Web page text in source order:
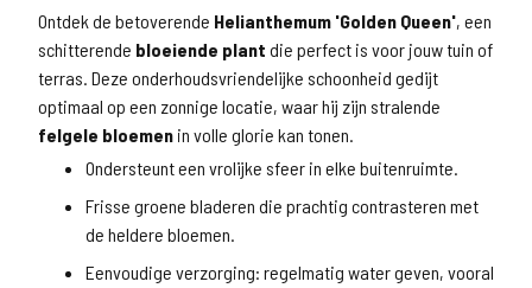
Ontdek de betoverende Helianthemum 'Golden Queen', een
schitterende bloeiende plant die perfect is voor jouw tuin of
terras. Deze onderhoudsvriendelijke schoonheid gedijt
optimaal op een zonnige locatie, waar hij zijn stralende
felgele bloemen in volle glorie kan tonen.
Ondersteunt een vrolijke sfeer in elke buitenruimte.
Frisse groene bladeren die prachtig contrasteren met
de heldere bloemen.
Eenvoudige verzorging: regelmatig water geven, vooral